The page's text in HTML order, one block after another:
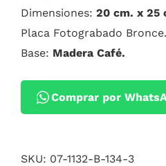
Dimensiones: 20 cm. x 25
Placa Fotograbado Bronce.
Base: Madera Café.
Comprar por
SKU: 07-1132-B-134-3